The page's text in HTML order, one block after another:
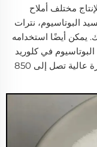
مختلف أملاح
البوتاسيوم، نترات
يمكن أيضًا استخدامه
في كلوريد
البوتاسيوم بالصوديوم المعدني عند درجة حرارة عالية تصل إلى 850